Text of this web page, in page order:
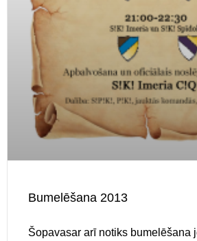
Bumelēšana 2013
Šopavasar arī notiks bumelēšana